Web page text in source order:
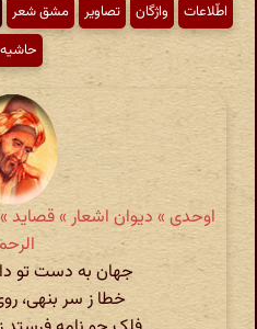
اطّلاعات واژگان تصاویر مشق شعر
جهان به دست تو
خطا ز سر بنهی،